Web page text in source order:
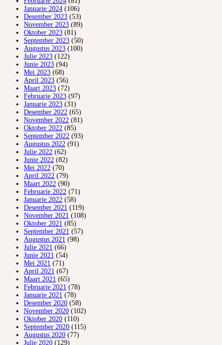
Januarie 2024 (106)
Desember 2023 (53)
November 2023 (89)
Oktober 2023 (81)
September 2023 (50)
Augustus 2023 (100)
Julie 2023 (122)
Junie 2023 (94)
Mei 2023 (68)
April 2023 (56)
Maart 2023 (72)
Februarie 2023 (97)
Januarie 2023 (31)
Desember 2022 (65)
November 2022 (81)
Oktober 2022 (85)
September 2022 (93)
Augustus 2022 (91)
Julie 2022 (62)
Junie 2022 (82)
Mei 2022 (70)
April 2022 (79)
Maart 2022 (90)
Februarie 2022 (71)
Januarie 2022 (58)
Desember 2021 (119)
November 2021 (108)
Oktober 2021 (85)
September 2021 (57)
Augustus 2021 (98)
Julie 2021 (66)
Junie 2021 (54)
Mei 2021 (71)
April 2021 (67)
Maart 2021 (65)
Februarie 2021 (78)
Januarie 2021 (78)
Desember 2020 (58)
November 2020 (102)
Oktober 2020 (110)
September 2020 (115)
Augustus 2020 (77)
Julie 2020 (129)